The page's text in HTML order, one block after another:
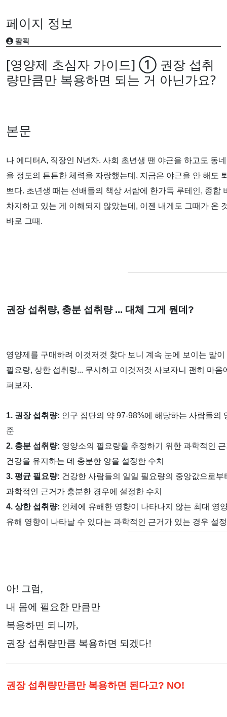
페이지 정보
팜픽
[영양제 초심자 가이드] ① 권장 섭취
량만큼만 복용하면 되는 거 아닌가요?
본문
나 에디터A, 직장인 N년차. 사회 초년생 땐 야근을 하고도 동
을 정도의 튼튼한 체력을 자랑했는데, 지금은 야근을 안 해도
쁘다. 초년생 때는 선배들의 책상 서랍에 한가득 루테인, 종합
차지하고 있는 게 이해되지 않았는데, 이젠 내게도 그때가 온
바로 그때.
권장 섭취량, 충분 섭취량 ... 대체 그게 뭔데?
영양제를 구매하려 이것저것 찾다 보니 계속 눈에 보이는 말
필요량, 상한 섭취량... 무시하고 이것저것 사보자니 괜히 마
펴보자.
1. 권장 섭취량: 인구 집단의 약 97-98%에 해당하는 사람들의
준
2. 충분 섭취량: 영양소의 필요량을 추정하기 위한 과학적인
건강을 유지하는 데 충분한 양을 설정한 수치
3. 평균 필요량: 건강한 사람들의 일일 필요량의 중앙값으로
과학적인 근거가 충분한 경우에 설정한 수치
4. 상한 섭취량: 인체에 유해한 영향이 나타나지 않는 최대 영
유해 영향이 나타날 수 있다는 과학적인 근거가 있는 경우 설
아! 그럼,
내 몸에 필요한 만큼만
복용하면 되니까,
권장 섭취량만큼 복용하면 되겠다!
권장 섭취량만큼만 복용하면 된다고? NO!